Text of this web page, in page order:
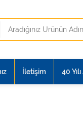
İletişim 40